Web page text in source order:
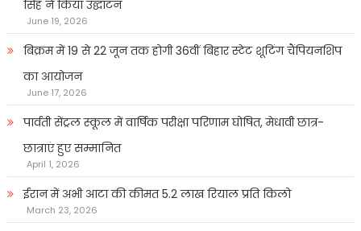
सिंह ने किया उद्घाटन
June 19, 2026
बिक्रम में 19 से 22 जून तक होगी 36वीं बिहार स्टेट शूटिंग चैंपियनशिप
का आयोजन
June 17, 2026
पार्वती सेंट्रल स्कूल में वार्षिक परीक्षा परिणाम घोषित, मेधावी छात्र-
छात्राएं हुए सम्मानित
April 1, 2026
ईरान में अभी आटा की कीमत 5.2 लाख रियाल प्रति किलो
March 23, 2026